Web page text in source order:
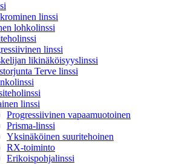
linssi
lohkolinssi
linssi
likinäköisyyslinssi
Terve linssi
linssi
Progressiivinen vapaamuotoinen
Prisma-linssi
Yksinäköinen suuritehoinen
RX-toiminto
Erikoispohjalinssi